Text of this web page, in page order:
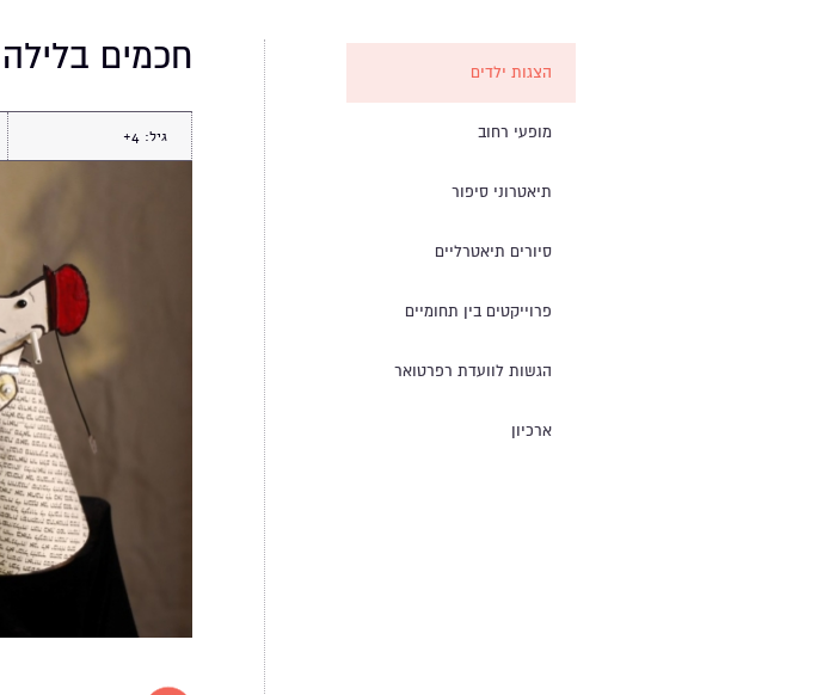
הצגות ילדים
מופעי רחוב
תיאטרוני סיפור
סיורים תיאטרליים
פרוייקטים בין תחומיים
הגשות לוועדת רפרטואר
ארכיון
חכמים
גיל: 4+